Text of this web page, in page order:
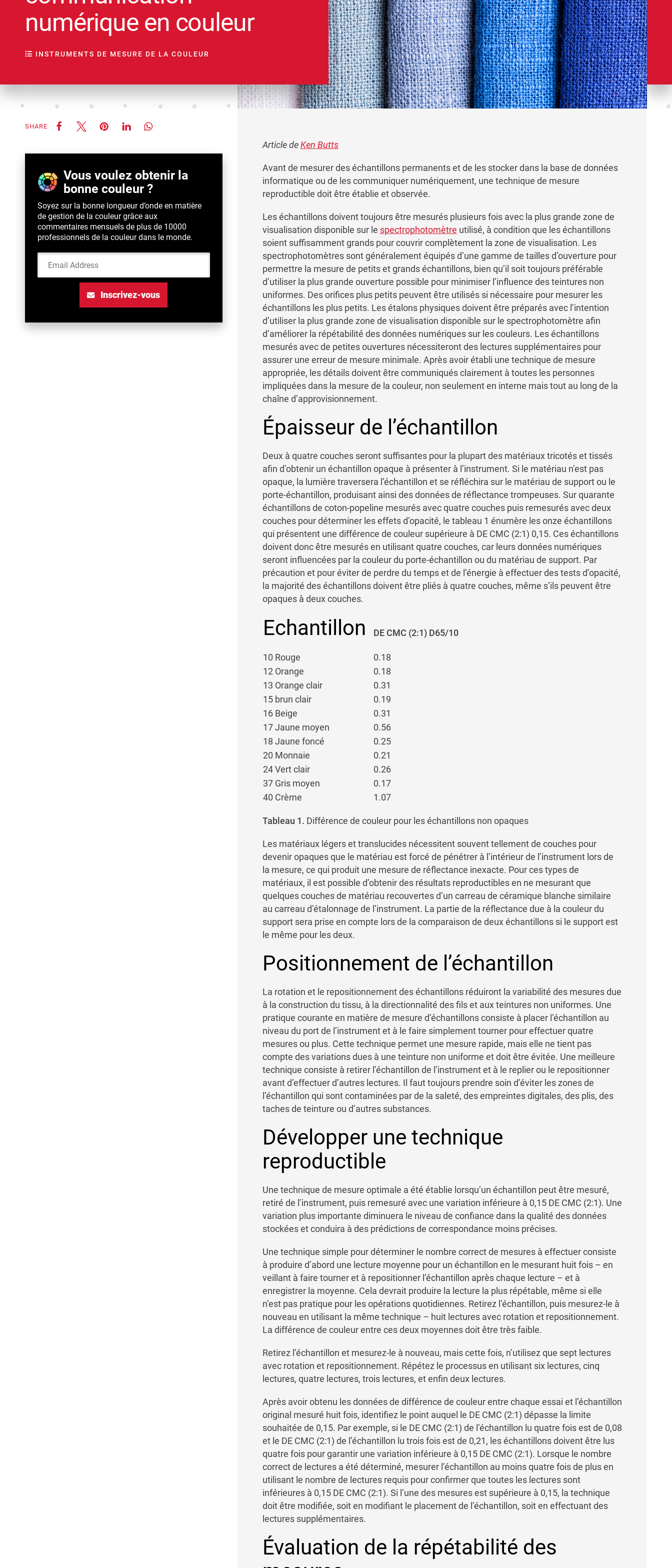
numérique en couleur
INSTRUMENTS DE MESURE DE LA COULEUR
SHARE
Vous voulez obtenir la
bonne couleur ?
Soyez sur la bonne longueur d’onde en matière
de gestion de la couleur grâce aux
commentaires mensuels de plus de 10000
professionnels de la couleur dans le monde.
Email Address
Inscrivez-vous
Article deKen Butts
Avant de mesurer des échantillons permanents et de les stocker dans la base de données
informatique ou de les communiquer numériquement, une technique de mesure
reproductible doit être établie et observée.
Les échantillons doivent toujours être mesurés plusieurs fois avec la plus grande zone de
visualisation disponible sur le spectrophotomètre utilisé, à condition que les échantillons
soient suffisamment grands pour couvrir complètement la zone de visualisation. Les
spectrophotomètres sont généralement équipés d’une gamme de tailles d’ouverture pour
permettre la mesure de petits et grands échantillons, bien qu’il soit toujours préférable
d’utiliser la plus grande ouverture possible pour minimiser l’influence des teintures non
uniformes. Des orifices plus petits peuvent être utilisés si nécessaire pour mesurer les
échantillons les plus petits. Les étalons physiques doivent être préparés avec l’intention
d’utiliser la plus grande zone de visualisation disponible sur le spectrophotomètre afin
d’améliorer la répétabilité des données numériques sur les couleurs. Les échantillons
mesurés avec de petites ouvertures nécessiteront des lectures supplémentaires pour
assurer une erreur de mesure minimale. Après avoir établi une technique de mesure
appropriée, les détails doivent être communiqués clairement à toutes les personnes
impliquées dans la mesure de la couleur, non seulement en interne mais tout au long de la
chaîne d’approvisionnement.
Épaisseur de l’échantillon
Deux à quatre couches seront suffisantes pour la plupart des matériaux tricotés et tissés
afin d’obtenir un échantillon opaque à présenter à l’instrument. Si le matériau n’est pas
opaque, la lumière traversera l’échantillon et se réfléchira sur le matériau de support ou le
porte-échantillon, produisant ainsi des données de réflectance trompeuses. Sur quarante
échantillons de coton-popeline mesurés avec quatre couches puis remesurés avec deux
couches pour déterminer les effets d’opacité, le tableau 1 énumère les onze échantillons
qui présentent une différence de couleur supérieure à DE CMC (2:1) 0,15. Ces échantillons
doivent donc être mesurés en utilisant quatre couches, car leurs données numériques
seront influencées par la couleur du porte-échantillon ou du matériau de support. Par
précaution et pour éviter de perdre du temps et de l’énergie à effectuer des tests d’opacité,
la majorité des échantillons doivent être pliés à quatre couches, même s’ils peuvent être
opaques à deux couches.
Echantillon DE CMC (2:1) D65/10
10 Rouge
0.18
12 Orange
0.18
13 Orange clair
0.31
15 brun clair
0.19
16 Beige
0.31
17 Jaune moyen
0.56
18 Jaune foncé
0.25
20 Monnaie
0.21
24 Vert clair
0.26
37 Gris moyen
0.17
40 Crème
1.07
Tableau 1. Différence de couleur pour les échantillons non opaques
Les matériaux légers et translucides nécessitent souvent tellement de couches pour
devenir opaques que le matériau est forcé de pénétrer à l’intérieur de l’instrument lors de
la mesure, ce qui produit une mesure de réflectance inexacte. Pour ces types de
matériaux, il est possible d’obtenir des résultats reproductibles en ne mesurant que
quelques couches de matériau recouvertes d’un carreau de céramique blanche similaire
au carreau d’étalonnage de l’instrument. La partie de la réflectance due à la couleur du
support sera prise en compte lors de la comparaison de deux échantillons si le support est
le même pour les deux.
Positionnement de l’échantillon
La rotation et le repositionnement des échantillons réduiront la variabilité des mesures due
à la construction du tissu, à la directionnalité des fils et aux teintures non uniformes. Une
pratique courante en matière de mesure d’échantillons consiste à placer l’échantillon au
niveau du port de l’instrument et à le faire simplement tourner pour effectuer quatre
mesures ou plus. Cette technique permet une mesure rapide, mais elle ne tient pas
compte des variations dues à une teinture non uniforme et doit être évitée. Une meilleure
technique consiste à retirer l’échantillon de l’instrument et à le replier ou le repositionner
avant d’effectuer d’autres lectures. Il faut toujours prendre soin d’éviter les zones de
l’échantillon qui sont contaminées par de la saleté, des empreintes digitales, des plis, des
taches de teinture ou d’autres substances.
Développer une technique
reproductible
Une technique de mesure optimale a été établie lorsqu’un échantillon peut être mesuré,
retiré de l’instrument, puis remesuré avec une variation inférieure à 0,15 DE CMC (2:1). Une
variation plus importante diminuera le niveau de confiance dans la qualité des données
stockées et conduira à des prédictions de correspondance moins précises.
Une technique simple pour déterminer le nombre correct de mesures à effectuer consiste
à produire d’abord une lecture moyenne pour un échantillon en le mesurant huit fois – en
veillant à faire tourner et à repositionner l’échantillon après chaque lecture – et à
enregistrer la moyenne. Cela devrait produire la lecture la plus répétable, même si elle
n’est pas pratique pour les opérations quotidiennes. Retirez l’échantillon, puis mesurez-le à
nouveau en utilisant la même technique – huit lectures avec rotation et repositionnement.
La différence de couleur entre ces deux moyennes doit être très faible.
Retirez l’échantillon et mesurez-le à nouveau, mais cette fois, n’utilisez que sept lectures
avec rotation et repositionnement. Répétez le processus en utilisant six lectures, cinq
lectures, quatre lectures, trois lectures, et enfin deux lectures.
Après avoir obtenu les données de différence de couleur entre chaque essai et l’échantillon
original mesuré huit fois, identifiez le point auquel le DE CMC (2:1) dépasse la limite
souhaitée de 0,15. Par exemple, si le DE CMC (2:1) de l’échantillon lu quatre fois est de 0,08
et le DE CMC (2:1) de l’échantillon lu trois fois est de 0,21, les échantillons doivent être lus
quatre fois pour garantir une variation inférieure à 0,15 DE CMC (2:1). Lorsque le nombre
correct de lectures a été déterminé, mesurer l’échantillon au moins quatre fois de plus en
utilisant le nombre de lectures requis pour confirmer que toutes les lectures sont
inférieures à 0,15 DE CMC (2:1). Si l’une des mesures est supérieure à 0,15, la technique
doit être modifiée, soit en modifiant le placement de l’échantillon, soit en effectuant des
lectures supplémentaires.
Évaluation de la répétabilité des